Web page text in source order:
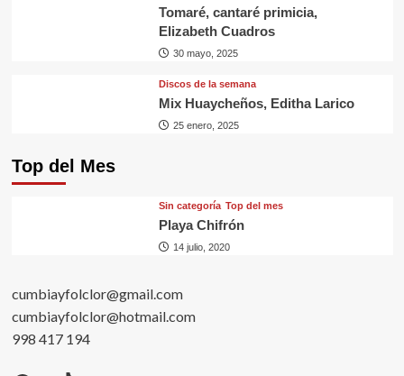
Tomaré, cantaré primicia,
Elizabeth Cuadros
30 mayo, 2025
Discos de la semana
Mix Huaycheños, Editha Larico
25 enero, 2025
Top del Mes
Sin categorí­a Top del mes
Playa Chifrón
14 julio, 2020
cumbiayfolclor@gmail.com
cumbiayfolclor@hotmail.com
998 417 194